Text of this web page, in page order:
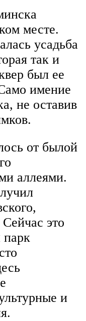
месте.
усадьба
так и
был ее
имение
не оставив
от былой
аллеями.
это
парк
и